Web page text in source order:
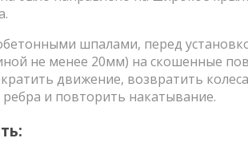
шпалами, перед
не менее 20мм) на скошенные
движение, возвратить
и повторить накатывание.